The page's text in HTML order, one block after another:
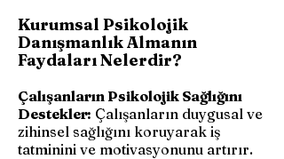
Kurumsal Psikolojik
Danışmanlık Almanın
Faydaları Nelerdir?
Çalışanların Psikolojik Sağlığını
Destekler: Çalışanların duygusal ve
zihinsel sağlığını koruyarak iş
tatminini ve motivasyonunu artırır.